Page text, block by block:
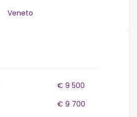
Veneto
€ 9 500
€ 9 700